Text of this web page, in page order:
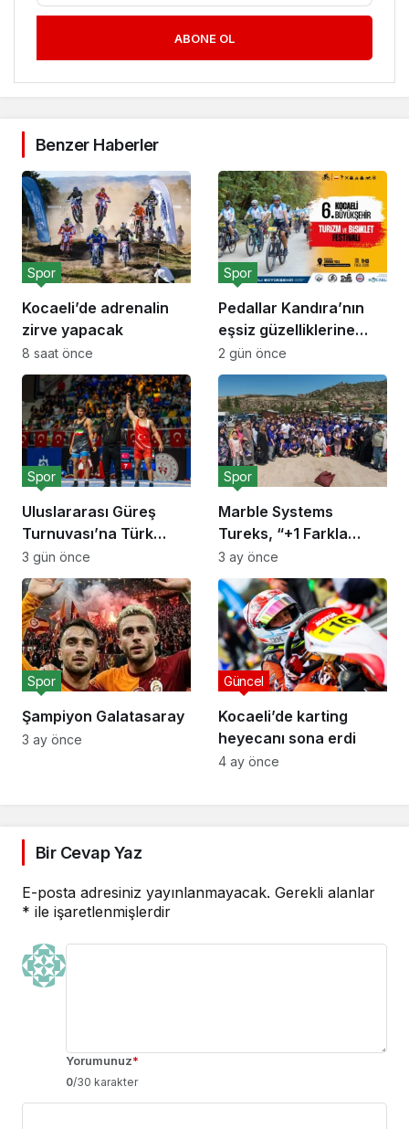
ABONE OL
Benzer Haberler
Kocaeli’de adrenalin
zirve yapacak
Spor
8 saat önce
Pedallar Kandıra’nın
eşsiz güzelliklerine
çevrilecek
Spor
2 gün önce
Uluslararası Güreş
Turnuvası’na Türk
sporcular damga vurdu
Spor
3 gün önce
Marble Systems
Tureks, “+1 Farkla
Koşuyoruz”
Spor
3 ay önce
Şampiyon Galatasaray
Spor
3 ay önce
Kocaeli’de karting
heyecanı sona erdi
Güncel
4 ay önce
Bir Cevap Yaz
E-posta adresiniz yayınlanmayacak. Gerekli alanlar
* ile işaretlenmişlerdir
Yorumunuz*
0/30 karakter